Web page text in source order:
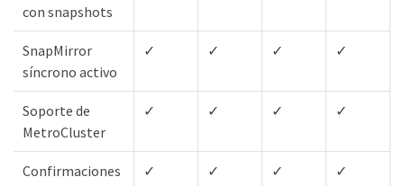
con snapshots
SnapMirror
síncrono activo
✓ ✓ ✓ ✓
Soporte de
MetroCluster
✓ ✓ ✓ ✓
Confirmaciones
✓ ✓ ✓ ✓